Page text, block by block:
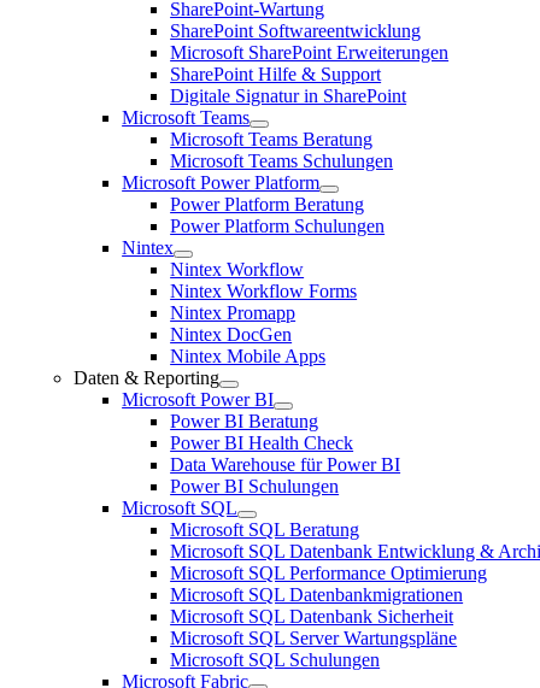
SharePoint-Wartung
SharePoint Softwareentwicklung
Microsoft SharePoint Erweiterungen
SharePoint Hilfe & Support
Digitale Signatur in SharePoint
Microsoft Teams
Microsoft Teams Beratung
Microsoft Teams Schulungen
Microsoft Power Platform
Power Platform Beratung
Power Platform Schulungen
Nintex
Nintex Workflow
Nintex Workflow Forms
Nintex Promapp
Nintex DocGen
Nintex Mobile Apps
Daten & Reporting
Microsoft Power BI
Power BI Beratung
Power BI Health Check
Data Warehouse für Power BI
Power BI Schulungen
Microsoft SQL
Microsoft SQL Beratung
Microsoft SQL Datenbank Entwicklung &
Microsoft SQL Performance Optimierung
Microsoft SQL Datenbankmigrationen
Microsoft SQL Datenbank Sicherheit
Microsoft SQL Server Wartungspläne
Microsoft SQL Schulungen
Microsoft Fabric